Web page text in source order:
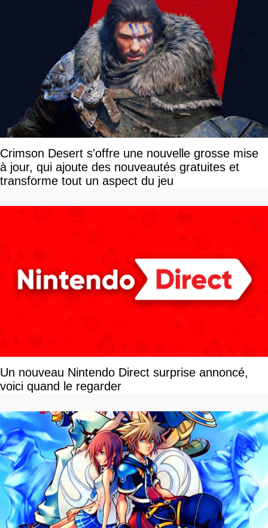
Crimson Desert s'offre une nouvelle grosse mise
à jour, qui ajoute des nouveautés gratuites et
transforme tout un aspect du jeu
Un nouveau Nintendo Direct surprise annoncé,
voici quand le regarder